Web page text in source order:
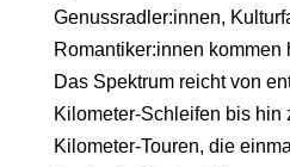
Genussradler:innen,
Romantiker:innen kommen
Das Spektrum reicht von
Kilometer-Schleifen bis hin
Kilometer-Touren, die